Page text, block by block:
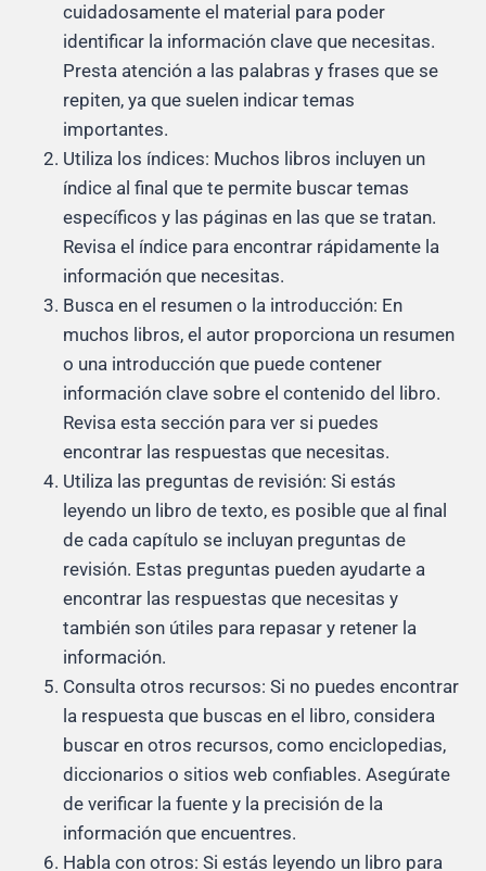
cuidadosamente el material para poder
identificar la información clave que necesitas.
Presta atención a las palabras y frases que se
repiten, ya que suelen indicar temas
importantes.
Utiliza los índices: Muchos libros incluyen un
índice al final que te permite buscar temas
específicos y las páginas en las que se tratan.
Revisa el índice para encontrar rápidamente la
información que necesitas.
Busca en el resumen o la introducción: En
muchos libros, el autor proporciona un resumen
o una introducción que puede contener
información clave sobre el contenido del libro.
Revisa esta sección para ver si puedes
encontrar las respuestas que necesitas.
Utiliza las preguntas de revisión: Si estás
leyendo un libro de texto, es posible que al final
de cada capítulo se incluyan preguntas de
revisión. Estas preguntas pueden ayudarte a
encontrar las respuestas que necesitas y
también son útiles para repasar y retener la
información.
Consulta otros recursos: Si no puedes encontrar
la respuesta que buscas en el libro, considera
buscar en otros recursos, como enciclopedias,
diccionarios o sitios web confiables. Asegúrate
de verificar la fuente y la precisión de la
información que encuentres.
Habla con otros: Si estás leyendo un libro para